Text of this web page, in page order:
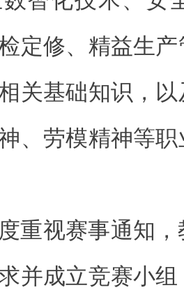
定修、精益生
关基础知识，
、劳模精神等
重视赛事通知
并成立竞赛小